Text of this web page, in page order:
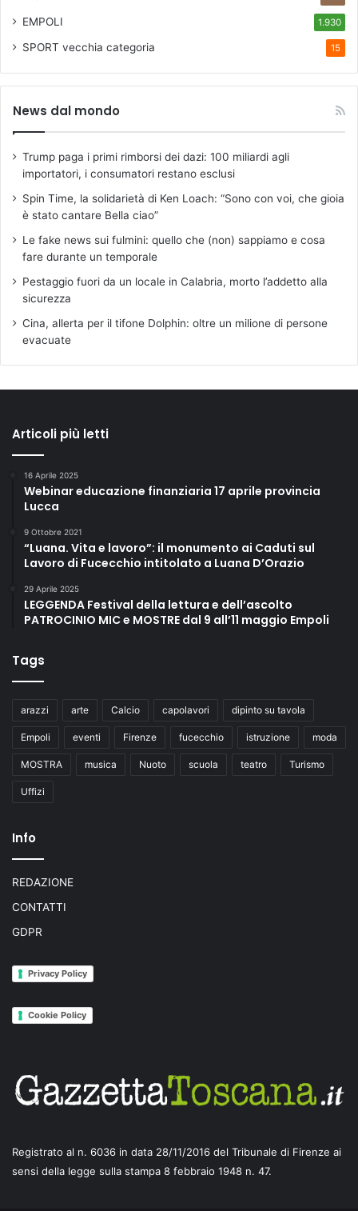
EMPOLI 1.930
SPORT vecchia categoria 15
News dal mondo
Trump paga i primi rimborsi dei dazi: 100 miliardi agli
importatori, i consumatori restano esclusi
Spin Time, la solidarietà di Ken Loach: “Sono con voi, che gioia
è stato cantare Bella ciao”
Le fake news sui fulmini: quello che (non) sappiamo e cosa
fare durante un temporale
Pestaggio fuori da un locale in Calabria, morto l’addetto alla
sicurezza
Cina, allerta per il tifone Dolphin: oltre un milione di persone
evacuate
Articoli più letti
16 Aprile 2025
Webinar educazione finanziaria 17 aprile provincia
Lucca
9 Ottobre 2021
“Luana. Vita e lavoro”: il monumento ai Caduti sul
Lavoro di Fucecchio intitolato a Luana D’Orazio
29 Aprile 2025
LEGGENDA Festival della lettura e dell’ascolto
PATROCINIO MIC e MOSTRE dal 9 all’11 maggio Empoli
Tags
arazzi arte Calcio capolavori dipinto su tavola
Empoli eventi Firenze fucecchio istruzione moda
MOSTRA musica Nuoto scuola teatro Turismo
Uffizi
Info
REDAZIONE
CONTATTI
GDPR
Privacy Policy
Cookie Policy
Registrato al n. 6036 in data 28/11/2016 del Tribunale di Firenze ai
sensi della legge sulla stampa 8 febbraio 1948 n. 47.